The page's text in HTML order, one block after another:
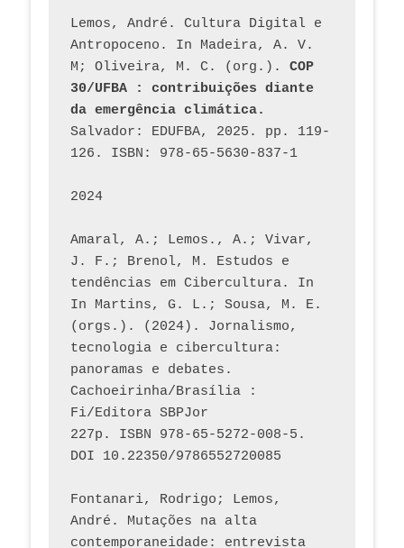
Lemos, André. Cultura Digital e
Antropoceno. In Madeira, A. V.
M; Oliveira, M. C. (org.). COP
30/UFBA : contribuições diante
da emergência climática.
Salvador: EDUFBA, 2025. pp. 119-
126. ISBN: 978-65-5630-837-1
2024
Amaral, A.; Lemos., A.; Vivar,
J. F.; Brenol, M. Estudos e
tendências em Cibercultura. In
In Martins, G. L.; Sousa, M. E.
(orgs.). (2024). Jornalismo,
tecnologia e cibercultura:
panoramas e debates.
Cachoeirinha/Brasília :
Fi/Editora SBPJor
227p. ISBN 978-65-5272-008-5.
DOI 10.22350/9786552720085
Fontanari, Rodrigo; Lemos,
André. Mutações na alta
contemporaneidade: entrevista